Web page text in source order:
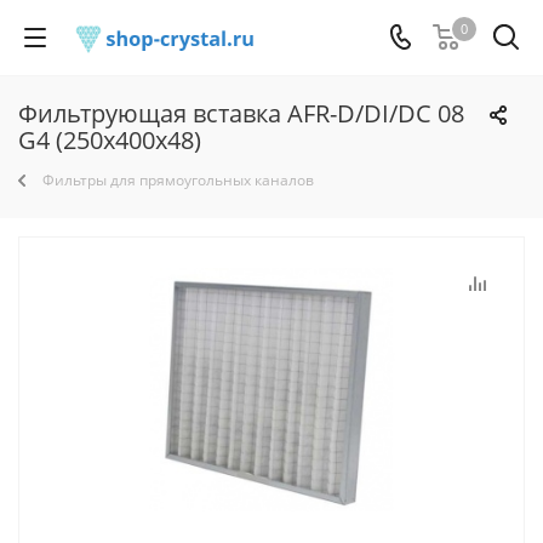
0
Фильтрующая вставка AFR-D/DI/DC 08
G4 (250x400x48)
Фильтры для прямоугольных каналов